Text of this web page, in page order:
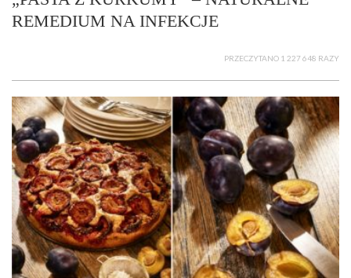
REMEDIUM NA INFEKCJE
PRZECZYTANO 1 227 648 RAZY